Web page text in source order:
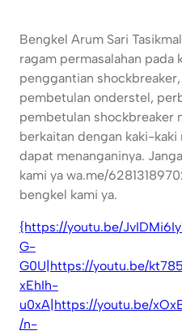
Bengkel Arum Sari
ragam permasalahan pada
penggantian
pembetulan onderstel,
pembetulan shockbreaker
berkaitan dengan kaki-
dapat menanganinya.
kami ya wa.me/
bengkel kami ya.
{https://youtu.be/
G-
G0U|https://youtu.be/
xEhIh-
u0xA|https://youtu.be/
/n-